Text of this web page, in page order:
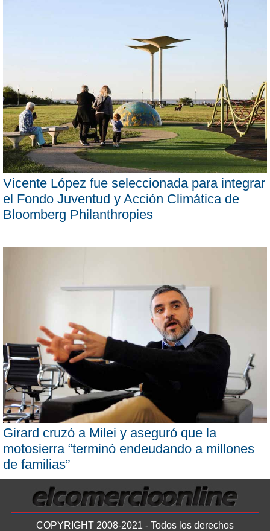
Vicente López fue seleccionada para integrar
el Fondo Juventud y Acción Climática de
Bloomberg Philanthropies
Girard cruzó a Milei y aseguró que la
motosierra “terminó endeudando a millones
de familias”
COPYRIGHT 2008-2021 - Todos los derechos